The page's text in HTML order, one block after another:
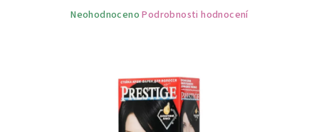
Průměrné
hvězdiček.
Neohodnoceno Podrobnosti hodnocení